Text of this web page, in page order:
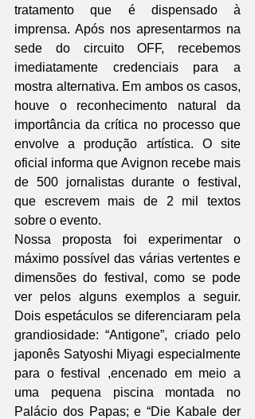
tratamento que é dispensado à
imprensa. Após nos apresentarmos na
sede do circuito OFF, recebemos
imediatamente credenciais para a
mostra alternativa. Em ambos os casos,
houve o reconhecimento natural da
importância da crítica no processo que
envolve a produção artística. O site
oficial informa que Avignon recebe mais
de 500 jornalistas durante o festival,
que escrevem mais de 2 mil textos
sobre o evento.
Nossa proposta foi experimentar o
máximo possível das várias vertentes e
dimensões do festival, como se pode
ver pelos alguns exemplos a seguir.
Dois espetáculos se diferenciaram pela
grandiosidade: “Antigone”, criado pelo
japonês Satyoshi Miyagi especialmente
para o festival ,encenado em meio a
uma pequena piscina montada no
Palácio dos Papas; e “Die Kabale der